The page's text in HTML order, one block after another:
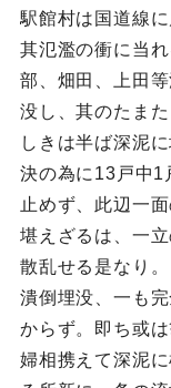
駅館村は国道線
其氾濫の衝に当
部、畑田、上田
没し、其のたま
しきは半ば深泥
決の為に13戸中1
止めず、此辺一
堪えざるは、一
散乱せる是なり
潰倒埋没、一も
からず。即ち或
婦相携えて深泥